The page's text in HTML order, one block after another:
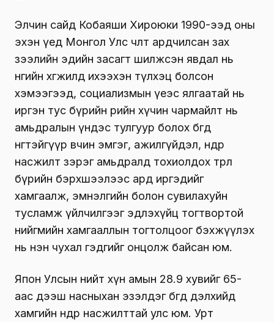
Элчин сайд Кобаяши Хироюки 1990-ээд оны
эхэн үед Монгол Улс чөлөөт ардчилсан зах
зээлийн эдийн засагт шилжсэн явдал нь
өнөөгийн хөгжилд ихээхэн түлхэц болсон
хэмээгээд, социализмын үеэс ялгаатай нь
иргэн тус бүрийн өөрийн хүчин чармайлт нь
амьдралын үндэс тулгуур болох бөгөөд
нөгөөтэйгүүр өвчин эмгэг, ажилгүйдэл, өндөр
насжилт зэрэг амьдралд тохиолдох төрөл
бүрийн бэрхшээлээс ард иргэдийг
хамгаалж, эмнэлгийн болон сувилахуйн
тусламж үйлчилгээг эдлэхүйц тогтвортой
нийгмийн хамгааллын тогтолцоог бэхжүүлэх
нь нэн чухал гэдгийг онцолж байсан юм.
Япон Улсын нийт хүн амын 28.9 хувийг 65-
аас дээш насныхан эзэлдэг бөгөөд дэлхийд
хамгийн өндөр насжилттай улс юм. Урт